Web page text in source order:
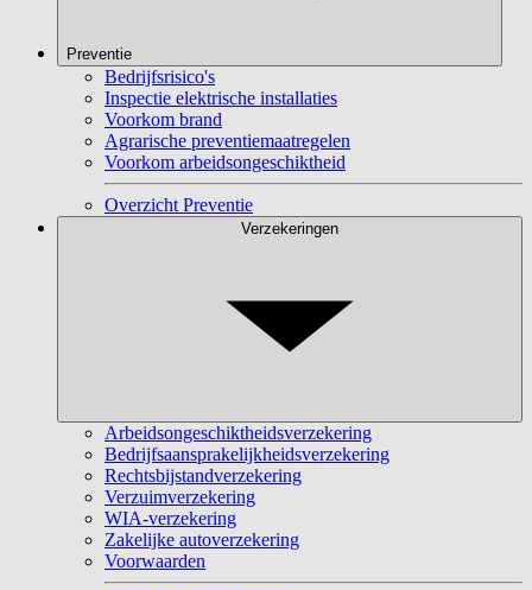
Preventie
Bedrijfsrisico's
Inspectie elektrische installaties
Voorkom brand
Agrarische preventiemaatregelen
Voorkom arbeidsongeschiktheid
Overzicht Preventie
Verzekeringen
Arbeidsongeschiktheidsverzekering
Bedrijfsaansprakelijkheidsverzekering
Rechtsbijstandverzekering
Verzuimverzekering
WIA-verzekering
Zakelijke autoverzekering
Voorwaarden